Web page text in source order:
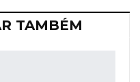
TAMBÉM